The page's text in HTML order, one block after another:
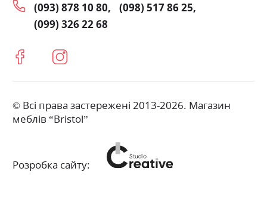
(093) 878 10 80
(098) 517 86 25
(099) 326 22 68
© Всі права застережені 2013-2026. Магазин
меблів “Bristol”
Розробка сайту: